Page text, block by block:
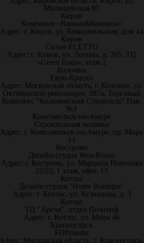
Милицейская 80
Киров
Компания «Ванная&Комната»
Адрес: г. Киров, ул. Комсомольская, дом 14
Киров
Салон ELETTO
Адрес: г. Киров, ул. Ленина, д. 205, ТЦ
«Green Haus», этаж 2
Коломна
Евро-Краски
Адрес: Московская область, г. Коломна, ул.
Октябрьской революции, 387а, Торговый
Комплекс "Коломенский Строитель" Пав.
№1
Комсомольск-на-Амуре
Строительная мозаика
Адрес: г. Комсомольск-на-Амуре, пр. Мира
13
Кострома
Дизайн-студия WowRoom
Адрес: г. Кострома, ул. Маршала Новикова
22/22, 1 этаж, офис 13
Котлас
Дизайн студия "Home Boutique"
Адрес: г. Котлас, ул. Кузнецова, д. 3
Котлас
ТЦ "Арена", отдел Позитиф
Адрес: г. Котлас, ул. Мира 46
Красногорск
FDPmaster
Московская область, г. Красногорск,